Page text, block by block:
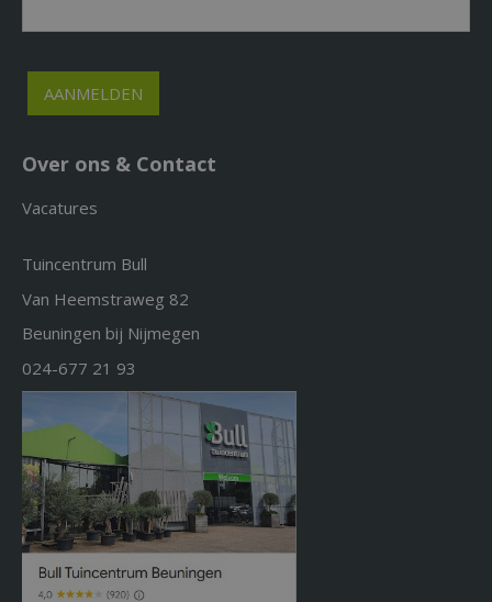
Over ons & Contact
Vacatures
Tuincentrum Bull
Van Heemstraweg 82
Beuningen bij Nijmegen
024-677 21 93